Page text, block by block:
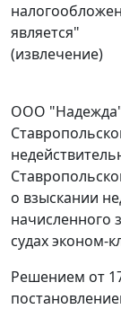
является"
(извлечение)
ООО "Надежда"
о взыскании
начисленного
судах эконом-
Решением от